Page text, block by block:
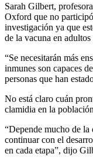
Sarah Gilbert,
Oxford que no
investigación ya que
de la vacuna en adultos
“Se necesitarán más
inmunes son capaces
personas que han
No está claro cuán
clamidia en la
“Depende mucho de la
continuar con el
en cada etapa”, dijo